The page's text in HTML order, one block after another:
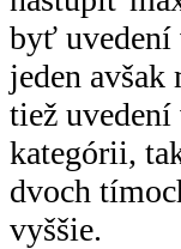
byť uvedení
jeden
tiež
kategórii,
dvoch
vyššie.